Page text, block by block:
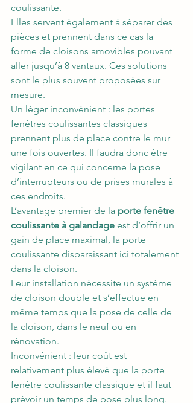
coulissante.
Elles servent également à séparer des
pièces et prennent dans ce cas la
forme de cloisons amovibles pouvant
aller jusqu’à 8 vantaux. Ces solutions
sont le plus souvent proposées sur
mesure.
Un léger inconvénient : les portes
fenêtres coulissantes classiques
prennent plus de place contre le mur
une fois ouvertes. Il faudra donc être
vigilant en ce qui concerne la pose
d’interrupteurs ou de prises murales à
ces endroits.
L’avantage premier de la porte fenêtre
coulissante à galandage est d’offrir un
gain de place maximal, la porte
coulissante disparaissant ici totalement
dans la cloison.
Leur installation nécessite un système
de cloison double et s’effectue en
même temps que la pose de celle de
la cloison, dans le neuf ou en
rénovation.
Inconvénient : leur coût est
relativement plus élevé que la porte
fenêtre coulissante classique et il faut
prévoir un temps de pose plus long.